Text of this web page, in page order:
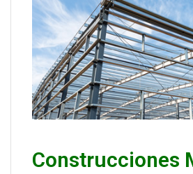
Construcciones